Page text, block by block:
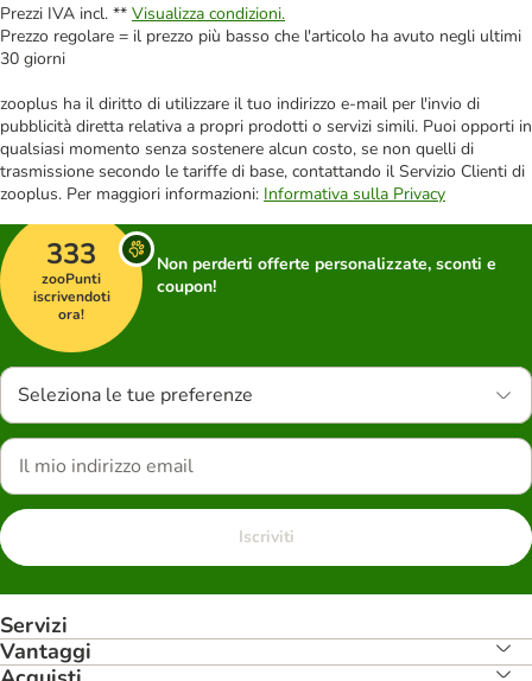
Prezzi IVA incl. ** Visualizza condizioni.
Prezzo regolare = il prezzo più basso che l'articolo ha avuto negli ultimi
30 giorni
zooplus ha il diritto di utilizzare il tuo indirizzo e-mail per l'invio di
pubblicità diretta relativa a propri prodotti o servizi simili. Puoi opporti in
qualsiasi momento senza sostenere alcun costo, se non quelli di
trasmissione secondo le tariffe di base, contattando il Servizio Clienti di
zooplus. Per maggiori informazioni: Informativa sulla Privacy
333
zooPunti
iscrivendoti
ora!
Non perderti offerte personalizzate, sconti e
coupon!
Seleziona le tue preferenze
Iscriviti
Servizi
Vantaggi